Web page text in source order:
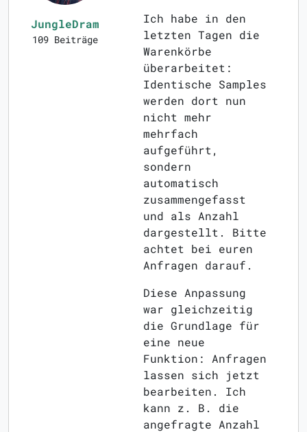
JungleDram
109 Beiträge
Ich habe in den
letzten Tagen die
Warenkörbe
überarbeitet:
Identische Samples
werden dort nun
nicht mehr
mehrfach
aufgeführt,
sondern
automatisch
zusammengefasst
und als Anzahl
dargestellt. Bitte
achtet bei euren
Anfragen darauf.
Diese Anpassung
war gleichzeitig
die Grundlage für
eine neue
Funktion: Anfragen
lassen sich jetzt
bearbeiten. Ich
kann z. B. die
angefragte Anzahl